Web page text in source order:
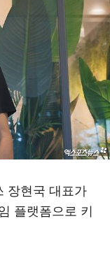
장현국 대표가
플랫폼으로 키